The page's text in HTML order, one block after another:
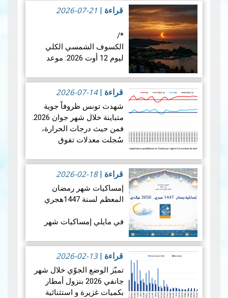
قراءة 2026-07-21
*/
الكسوف الشمسي الكلي
ليوم 12 أوت 2026: موعد
ستشهد الأرض واحدة من أروع
الظواهر الفلكية: كسوفا كلي
للشمس. يُعتبر هذا الكسوف
الأول من نوعه ال…
قراءة
قراءة |
2026-07-14
شهدت تونس ظروفاً جوية
متباينة خلال شهر جوان 2026.
فمن حيث درجات الحرارة،
سُجلت معدلات تفوق
أنحاء البلاد، بمعدل بلغ +1.9
درجة مئوية. ويضع هذالمعدل
شهرجوان… قراءة المزيد
قراءة |
2026-02-18
إمساكيات شهر رمضان
المعظم لسنة 1447هجري
في مايلي إمساكيات شهر
هجري و شملت الإمساكيات
العديد من المدن التونسية
والمناطق المنعزلة جغرافيا.
قراءة |
2026-02-13
تميّز الوضع الجوّي خلال شهر
جانفي 2026 بنزول أمطار
بكميات غزيرة و استثنائية